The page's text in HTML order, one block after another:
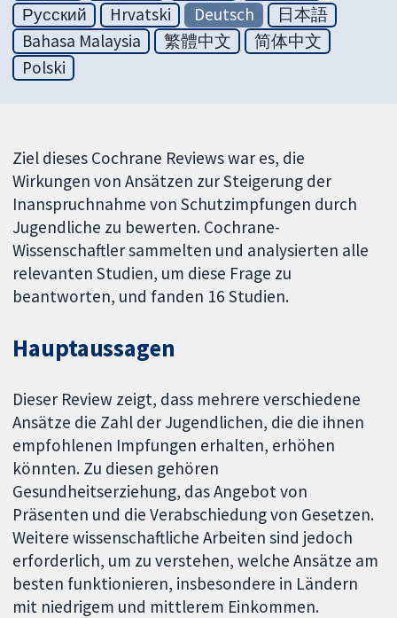
Русский
Hrvatski Deutsch
日本語
Bahasa Malaysia
繁體中文
简体中文
Polski
Ziel dieses Cochrane Reviews war es, die
Wirkungen von Ansätzen zur Steigerung der
Inanspruchnahme von Schutzimpfungen durch
Jugendliche zu bewerten. Cochrane-
Wissenschaftler sammelten und analysierten alle
relevanten Studien, um diese Frage zu
beantworten, und fanden 16 Studien.
Hauptaussagen
Dieser Review zeigt, dass mehrere verschiedene
Ansätze die Zahl der Jugendlichen, die die ihnen
empfohlenen Impfungen erhalten, erhöhen
könnten. Zu diesen gehören
Gesundheitserziehung, das Angebot von
Präsenten und die Verabschiedung von Gesetzen.
Weitere wissenschaftliche Arbeiten sind jedoch
erforderlich, um zu verstehen, welche Ansätze am
besten funktionieren, insbesondere in Ländern
mit niedrigem und mittlerem Einkommen.